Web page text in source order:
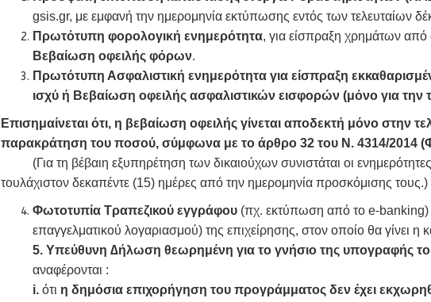
gsis.gr, με εμφανή την ημερομηνία εκτύπωσης εντός των τελευταίων
Πρωτότυπη φορολογική ενημερότητα, για είσπραξη χρημάτων από
Βεβαίωση οφειλής φόρων.
Πρωτότυπη Ασφαλιστική ενημερότητα για είσπραξη
ισχύ ή Βεβαίωση οφειλής ασφαλιστικών εισφορών (μόνο για την
Επισημαίνεται ότι, η βεβαίωση οφειλής γίνεται αποδεκτή μόνο στην
παρακράτηση του ποσού, σύμφωνα με το άρθρο 32 του Ν. 4314/2014
(Για τη βέβαιη εξυπηρέτηση των δικαιούχων συνιστάται οι ενημερότητες
τουλάχιστον δεκαπέντε (15) ημέρες από την ημερομηνία προσκόμισης τους.)
Φωτοτυπία Τραπεζικού εγγράφου (πχ. εκτύπωση από το e-banking)
επαγγελματικού λογαριασμού) της επιχείρησης, στον οποίο θα γίνει η
5. Υπεύθυνη ∆ήλωση θεωρημένη για το γνήσιο της υπογραφής
αναφέρονται :
i.ότι η δημόσια επιχορήγηση του προγράμματος δεν έχει